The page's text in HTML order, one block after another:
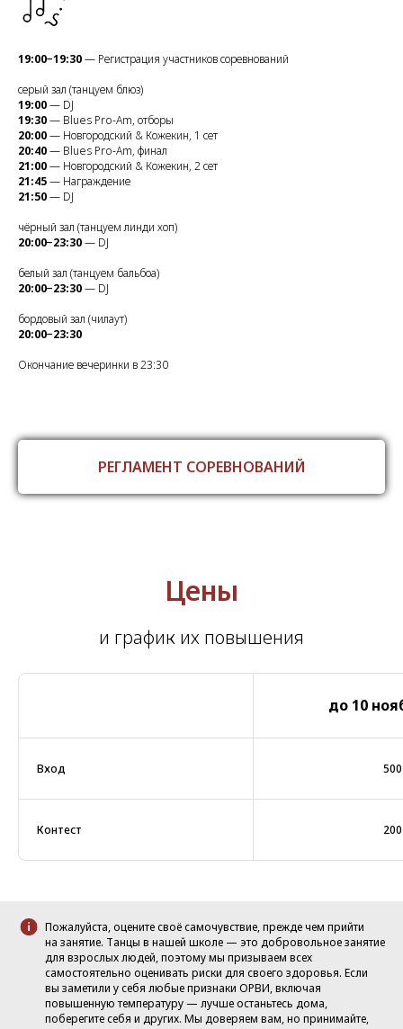
19:00−19:30— Регистрация участников соревнований
серый зал (танцуем блюз)
19:00— DJ
19:30— Blues Pro-Am, отборы
20:00— Новгородский & Кожекин, 1 сет
20:40— Blues Pro-Am, финал
21:00— Новгородский & Кожекин, 2 сет
21:45— Награждение
21:50— DJ
чёрный зал (танцуем линди хоп)
20:00−23:30— DJ
белый зал (танцуем бальбоа)
20:00−23:30— DJ
бордовый зал (чилаут)
20:00−23:30
Окончание вечеринки в 23:30
РЕГЛАМЕНТ СОРЕВНОВАНИЙ
Цены
и график их повышения
до 10
Вход
Контест
Пожалуйста, оцените своё самочувствие, прежде чем прийти
на занятие. Танцы в нашей школе — это добровольное занятие
для взрослых людей, поэтому мы призываем всех
самостоятельно оценивать риски для своего здоровья. Если
вы заметили у себя любые признаки ОРВИ, включая
повышенную температуру — лучше останьтесь дома,
поберегите себя и других. Мы доверяем вам, но принимайте,